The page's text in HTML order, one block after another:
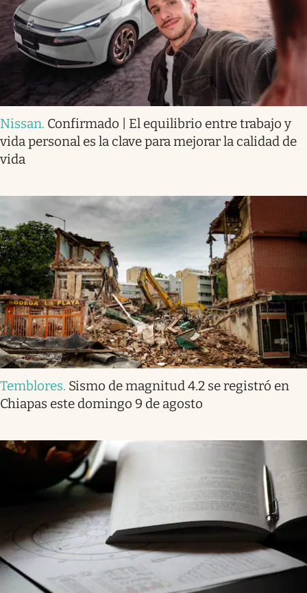
Nissan. Confirmado | El equilibrio entre trabajo y
vida personal es la clave para mejorar la calidad de
vida
Temblores. Sismo de magnitud 4.2 se registró en
Chiapas este domingo 9 de agosto